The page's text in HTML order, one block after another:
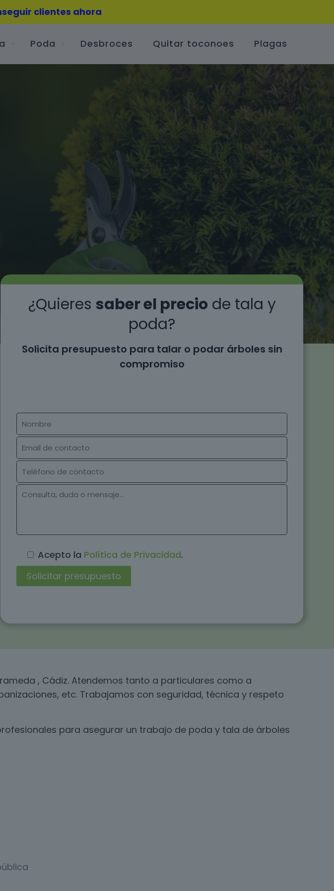
clientes ahora
Poda Desbroces Quitar toconoes Plagas
¿Quieres saber el precio de tala y
poda?
Solicita presupuesto para talar o podar árboles sin
compromiso
Acepto la Política de Privacidad.
, Cádiz. Atendemos tanto a particulares como a
etc. Trabajamos con seguridad, técnica y respeto
para asegurar un trabajo de poda y tala de árboles